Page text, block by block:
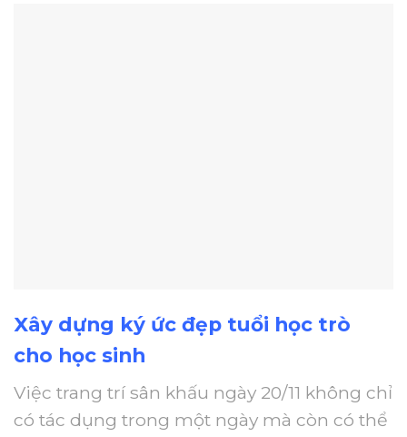
Xây dựng ký ức đẹp tuổi học trò
cho học sinh
Việc trang trí sân khấu ngày 20/11 không chỉ
có tác dụng trong một ngày mà còn có thể